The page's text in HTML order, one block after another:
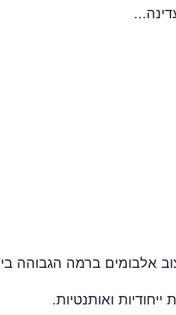
אלבומים ברמה הגבוהה
ואותנטיות.